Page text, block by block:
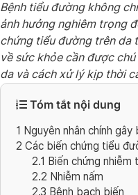
Bệnh tiểu đường không
ảnh hưởng nghiêm trọng
chứng tiểu đường trên da
về sức khỏe cần được chú
da và cách xử lý kịp thời
Tóm tắt nội dung
1 Nguyên nhân chính
2 Các biến chứng tiểu
2.1 Biến chứng nhiễm
2.2 Nhiễm nấm
2.3 Bệnh bạch biến